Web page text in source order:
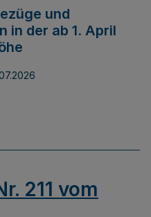
und
in der ab 1. April
211 vom